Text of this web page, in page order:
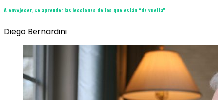
A envejecer, se aprende: las lecciones de los que están “de vuelta”
Diego Bernardini